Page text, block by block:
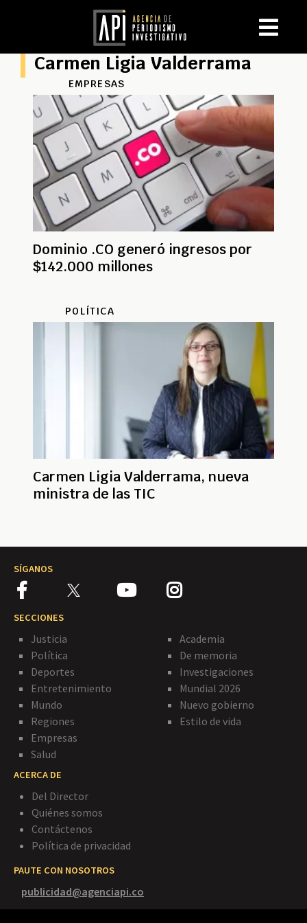
Carmen Ligia Valderrama
EMPRESAS
Dominio .CO generó ingresos por
$142.000 millones
POLÍTICA
Carmen Ligia Valderrama, nueva
ministra de las TIC
SÍGANOS
SECCIONES
Justicia
Política
Deportes
Entretenimiento
Mundo
Regiones
Empresas
Salud
Academia
De memoria
Investigaciones
Mundial 2026
Nuevo gobierno
Estilo de vida
ACERCA DE
Del Director
Quiénes somos
Contáctenos
Política de privacidad
PAUTE CON NOSOTROS
publicidad@agenciapi.co